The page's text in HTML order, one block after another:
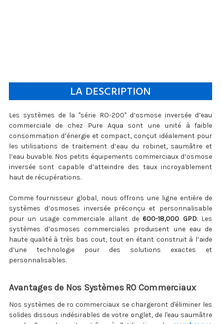
LA DESCRIPTION
Les systèmes de la "série RO-200" d’osmose inversée d’eau
commerciale de chez Pure Aqua sont une unité à faible
consommation d’énergie et compact, conçut idéalement pour
les utilisations de traitement d’eau du robinet, saumâtre et
l’eau buvable. Nos petits équipements commerciaux d’osmose
inversée sont capable d’atteindre des taux incroyablement
haut de récupérations.
Comme fournisseur global, nous offrons une ligne entière de
systèmes d’osmoses inversée préconçu et personnalisable
pour un usage commerciale allant de600-18,000 GPD. Les
systèmes d’osmoses commerciales produisent une eau de
haute qualité à très bas cout, tout en étant construit à l’aide
d’une technologie pour des solutions exactes et
personnalisables.
Avantages de Nos Systèmes RO Commerciaux
Nos systèmes de ro commerciaux se chargeront d'éliminer les
solides dissous indésirables de votre onglet, de l'eau saumâtre